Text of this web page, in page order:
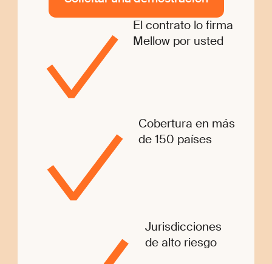
El contrato lo firma
Mellow por usted
Cobertura en más
de 150 países
Jurisdicciones
de alto riesgo